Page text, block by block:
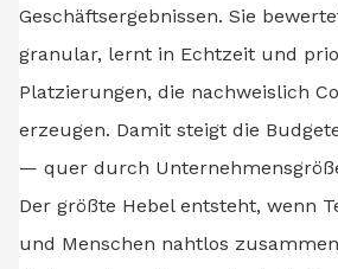
Geschäftsergebnissen. Sie
granular, lernt in Echtzeit und
Platzierungen, die nachweislich
erzeugen. Damit steigt die
— quer durch
Der größte Hebel entsteht, wenn
und Menschen nahtlos